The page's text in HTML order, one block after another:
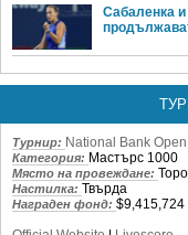
Сабаленка
Турнир: National Bank
Категория: Мастърс 1000
Място на провеждане:
Настилка: Твърда
Награден фонд: $9,415,724